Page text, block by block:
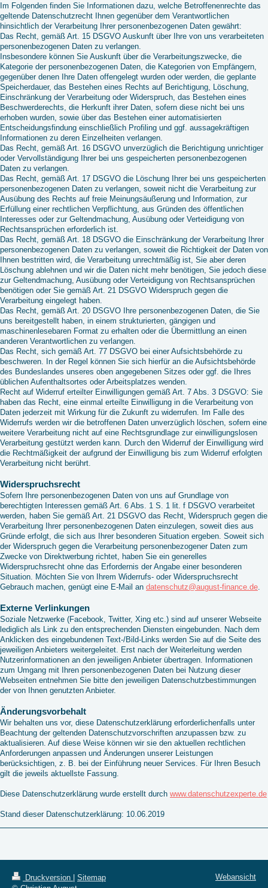
Im Folgenden finden Sie Informationen dazu, welche Betroffenenrechte das
geltende Datenschutzrecht Ihnen gegenüber dem Verantwortlichen
hinsichtlich der Verarbeitung Ihrer personenbezogenen Daten gewährt:
Das Recht, gemäß Art. 15 DSGVO Auskunft über Ihre von uns verarbeiteten
personenbezogenen Daten zu verlangen.
Insbesondere können Sie Auskunft über die Verarbeitungszwecke, die
Kategorie der personenbezogenen Daten, die Kategorien von Empfängern,
gegenüber denen Ihre Daten offengelegt wurden oder werden, die geplante
Speicherdauer, das Bestehen eines Rechts auf Berichtigung, Löschung,
Einschränkung der Verarbeitung oder Widerspruch, das Bestehen eines
Beschwerderechts, die Herkunft ihrer Daten, sofern diese nicht bei uns
erhoben wurden, sowie über das Bestehen einer automatisierten
Entscheidungsfindung einschließlich Profiling und ggf. aussagekräftigen
Informationen zu deren Einzelheiten verlangen.
Das Recht, gemäß Art. 16 DSGVO unverzüglich die Berichtigung unrichtiger
oder Vervollständigung Ihrer bei uns gespeicherten personenbezogenen
Daten zu verlangen.
Das Recht, gemäß Art. 17 DSGVO die Löschung Ihrer bei uns gespeicherten
personenbezogenen Daten zu verlangen, soweit nicht die Verarbeitung zur
Ausübung des Rechts auf freie Meinungsäußerung und Information, zur
Erfüllung einer rechtlichen Verpflichtung, aus Gründen des öffentlichen
Interesses oder zur Geltendmachung, Ausübung oder Verteidigung von
Rechtsansprüchen erforderlich ist.
Das Recht, gemäß Art. 18 DSGVO die Einschränkung der Verarbeitung Ihrer
personenbezogenen Daten zu verlangen, soweit die Richtigkeit der Daten von
Ihnen bestritten wird, die Verarbeitung unrechtmäßig ist, Sie aber deren
Löschung ablehnen und wir die Daten nicht mehr benötigen, Sie jedoch diese
zur Geltendmachung, Ausübung oder Verteidigung von Rechtsansprüchen
benötigen oder Sie gemäß Art. 21 DSGVO Widerspruch gegen die
Verarbeitung eingelegt haben.
Das Recht, gemäß Art. 20 DSGVO Ihre personenbezogenen Daten, die Sie
uns bereitgestellt haben, in einem strukturierten, gängigen und
maschinenlesebaren Format zu erhalten oder die Übermittlung an einen
anderen Verantwortlichen zu verlangen.
Das Recht, sich gemäß Art. 77 DSGVO bei einer Aufsichtsbehörde zu
beschweren. In der Regel können Sie sich hierfür an die Aufsichtsbehörde
des Bundeslandes unseres oben angegebenen Sitzes oder ggf. die Ihres
üblichen Aufenthaltsortes oder Arbeitsplatzes wenden.
Recht auf Widerruf erteilter Einwilligungen gemäß Art. 7 Abs. 3 DSGVO: Sie
haben das Recht, eine einmal erteilte Einwilligung in die Verarbeitung von
Daten jederzeit mit Wirkung für die Zukunft zu widerrufen. Im Falle des
Widerrufs werden wir die betroffenen Daten unverzüglich löschen, sofern eine
weitere Verarbeitung nicht auf eine Rechtsgrundlage zur einwilligungslosen
Verarbeitung gestützt werden kann. Durch den Widerruf der Einwilligung wird
die Rechtmäßigkeit der aufgrund der Einwilligung bis zum Widerruf erfolgten
Verarbeitung nicht berührt.
Widerspruchsrecht
Sofern Ihre personenbezogenen Daten von uns auf Grundlage von
berechtigten Interessen gemäß Art. 6 Abs. 1 S. 1 lit. f DSGVO verarbeitet
werden, haben Sie gemäß Art. 21 DSGVO das Recht, Widerspruch gegen die
Verarbeitung Ihrer personenbezogenen Daten einzulegen, soweit dies aus
Gründe erfolgt, die sich aus Ihrer besonderen Situation ergeben. Soweit sich
der Widerspruch gegen die Verarbeitung personenbezogener Daten zum
Zwecke von Direktwerbung richtet, haben Sie ein generelles
Widerspruchsrecht ohne das Erfordernis der Angabe einer besonderen
Situation. Möchten Sie von Ihrem Widerrufs- oder Widerspruchsrecht
Gebrauch machen, genügt eine E-Mail an datenschutz@august-finance.de
Externe Verlinkungen
Soziale Netzwerke (Facebook, Twitter, Xing etc.) sind auf unserer Webseite
lediglich als Link zu den entsprechenden Diensten eingebunden. Nach dem
Anklicken des eingebundenen Text-/Bild-Links werden Sie auf die Seite des
jeweiligen Anbieters weitergeleitet. Erst nach der Weiterleitung werden
Nutzerinformationen an den jeweiligen Anbieter übertragen. Informationen
zum Umgang mit Ihren personenbezogenen Daten bei Nutzung dieser
Webseiten entnehmen Sie bitte den jeweiligen Datenschutzbestimmungen
der von Ihnen genutzten Anbieter.
Änderungsvorbehalt
Wir behalten uns vor, diese Datenschutzerklärung erforderlichenfalls unter
Beachtung der geltenden Datenschutzvorschriften anzupassen bzw. zu
aktualisieren. Auf diese Weise können wir sie den aktuellen rechtlichen
Anforderungen anpassen und Änderungen unserer Leistungen
berücksichtigen, z. B. bei der Einführung neuer Services. Für Ihren Besuch
gilt die jeweils aktuellste Fassung.
Diese Datenschutzerklärung wurde erstellt durch www.datenschutzexperte.de
Stand dieser Datenschutzerklärung: 10.06.2019
Druckversion
Sitemap
Webansicht